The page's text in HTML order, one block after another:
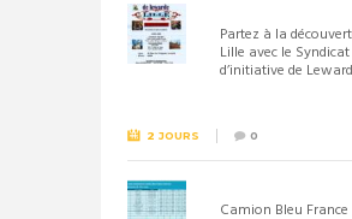
Partez à la
Lille avec le Syndicat
d’initiative de
2 JOURS 0
Camion Bleu France